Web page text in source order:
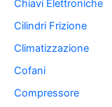
Chiavi Elettroniche
Cilindri Frizione
Climatizzazione
Cofani
Compressore